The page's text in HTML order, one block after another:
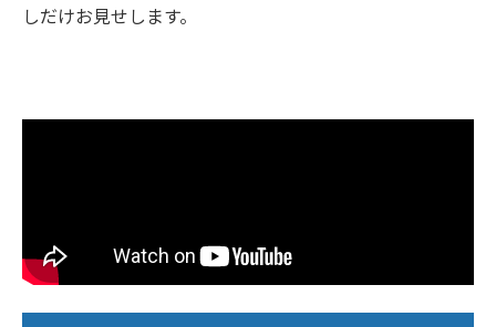
しだけお見せします。